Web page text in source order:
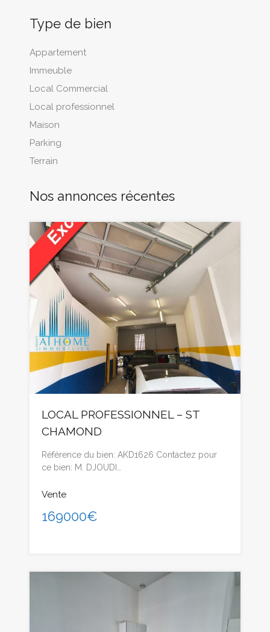
Type de bien
Appartement
Immeuble
Local Commercial
Local professionnel
Maison
Parking
Terrain
Nos annonces récentes
LOCAL PROFESSIONNEL – ST
CHAMOND
Référence du bien: AKD1626 Contactez pour
ce bien: M. DJOUDI…
Vente
169000€